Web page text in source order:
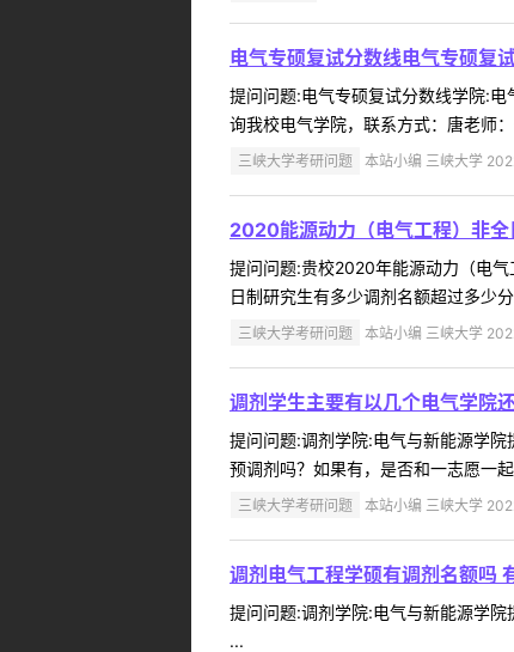
电气专硕复试分数线电气专硕复
提问问题:电气专硕复试分数线学院:
询我校电气学院，联系方式：唐老
三峡大学考研问题 本站小编 三峡大学
2020能源动力（电气工程）非
提问问题:贵校2020年能源动力（电
日制研究生有多少调剂名额超过多少
三峡大学考研问题 本站小编 三峡大学
调剂学生主要有以几个电气学院
提问问题:调剂学院:电气与新能源学
预调剂吗？如果有，是否和一志愿一
三峡大学考研问题 本站小编 三峡大学
调剂电气工程学硕有调剂名额吗
提问问题:调剂学院:电气与新能源学
...